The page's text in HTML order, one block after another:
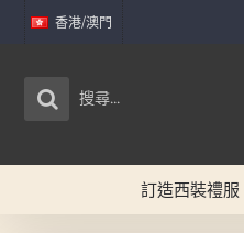
香港/澳門
訂造西裝禮服